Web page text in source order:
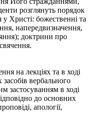
розглянуть порядок
у Христі: божественні та
напередвизначення,
доктрини про
на лекціях та в ході
вербального
застосуванням в ході
до основних
апології,